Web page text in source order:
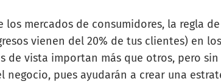
los mercados de consumidores, la regla
vienen del 20% de tus clientes) en
de vista importan más que otros, pero
negocio, pues ayudarán a crear una